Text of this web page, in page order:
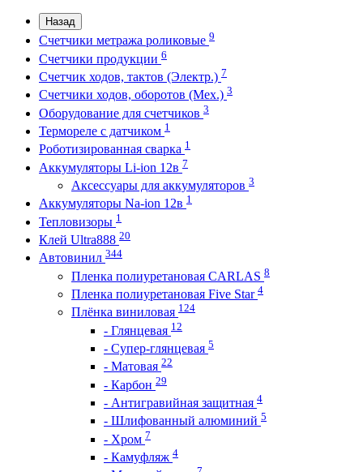
Назад
Счетчики метража роликовые 9
Счетчики продукции 6
Счетчик ходов, тактов (Электр.) 7
Счетчики ходов, оборотов (Мех.) 3
Оборудование для счетчиков 3
Термореле с датчиком 1
Роботизированная сварка 1
Аккумуляторы Li-ion 12в 7
Аксессуары для аккумуляторов 3
Аккумуляторы Na-ion 12в 1
Тепловизоры 1
Клей Ultra888 20
Автовинил 344
Пленка полиуретановая CARLAS 8
Пленка полиуретановая Five Star 4
Плёнка виниловая 124
- Глянцевая 12
- Супер-глянцевая 5
- Матовая 22
- Карбон 29
- Антигравийная защитная 4
- Шлифованный алюминий 5
- Хром 7
- Камуфляж 4